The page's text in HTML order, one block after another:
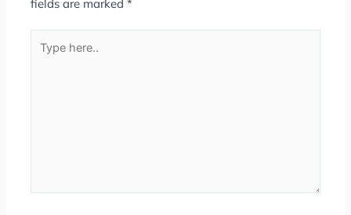
fields are marked*
here..